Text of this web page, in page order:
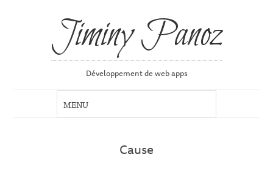
Jiminy Panoz
Développement de web apps
Cause